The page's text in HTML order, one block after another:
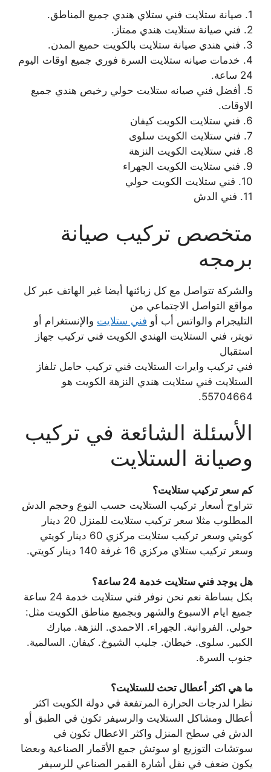
1. صيانة ستلايت فني ستلاي هندي جميع المناطق.
2. فني صيانة ستلايت هندي ممتاز.
3. فني هندي صيانة ستلايت بالكويت حميع المدن.
4. خدمات صيانه ستلايت السرة فوري جميع اوقات اليوم
24 ساعة.
5. أفضل فني صيانه ستلايت حولي رخيص هندي جميع
الاوقات.
6. فني ستلايت الكويت كيفان
7. فني ستلايت الكويت سلوى
8. فني ستلايت الكويت النزهة
9. فني ستلايت الكويت الجهراء
10. فني ستلايت الكويت حولي
11. فني الدش
متخصص تركيب صيانة
برمجه
والشركة تتواصل مع كل زبائنها أيضا غير الهاتف عبر كل
مواقع التواصل الاجتماعي من
التليجرام والواتس أب أو فني ستلايت والإنستغرام أو
تويتر، فني الستلايت الهندي الكويت فني تركيب جهاز
استقبال
فني تركيب وايرات الستلايت فني تركيب حامل تلفاز
الستلايت فني ستلايت هندي النزهة الكويت هو
55704664.
الأسئلة الشائعة في تركيب
وصيانة الستلايت
كم سعر تركيب ستلايت؟
تتراوح أسعار تركيب الستلايت حسب النوع وحجم الدش
المطلوب مثلا سعر تركيب ستلايت للمنزل 20 دينار
كويتي وسعر تركيب ستلايت مركزي 60 دينار كويتي
وسعر تركيب ستلاي مركزي 16 غرفة 140 دينار كويتي.
هل يوجد فني ستلايت خدمة 24 ساعة؟
بكل بساطة نعم نحن نوفر فني ستلايت خدمة 24 ساعة
جميع ايام الاسبوع والشهر وبجميع مناطق الكويت مثل:
حولي. الفروانية. الجهراء. الاحمدي. النزهة. مبارك
الكبير. سلوى. خيطان. جليب الشيوخ. كيفان. السالمية.
جنوب السرة.
ما هي اكثر أعطال تحث للستلايت؟
نظرا لدرجات الحرارة المرتفعة في دولة الكويت اكثر
أعطال ومشاكل الستلايت والرسيفر تكون في الطبق أو
الدش في سطح المنزل واكثر الاعطال تكون في
سوتشات التوزيع او سوتش جمع الأقمار الصناعية وبعضا
يكون ضعف في نقل أشارة القمر الصناعي للرسيفر